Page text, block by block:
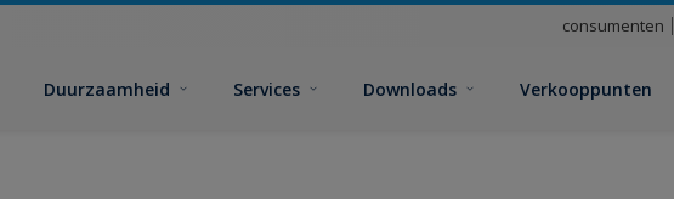
consumenten
Duurzaamheid Services Downloads Verkooppunten